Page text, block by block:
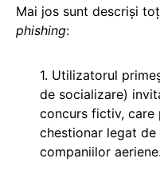
Mai jos sunt descriși
phishing:
1. Utilizatorul
de socializare)
concurs fictiv, care
chestionar legat
companiilor aeriene.